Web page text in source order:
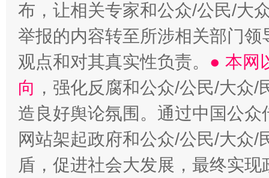
布，让相关专家和公众/公民/大
举报的内容转至所涉相关部门
观点和对其真实性负责。 ● 本网
向 ，强化反腐和公众/公民/大众
造良好舆论氛围。通过中国公
网站架起政府和公众/公民/大众
盾，促进社会大发展，最终实